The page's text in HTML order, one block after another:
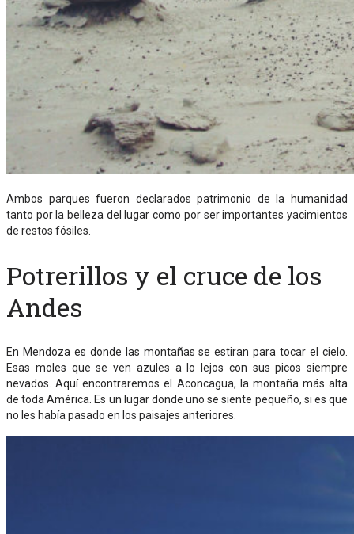
Ambos parques fueron declarados patrimonio de la humanidad
tanto por la belleza del lugar como por ser importantes yacimientos
de restos fósiles.
Potrerillos y el cruce de los
Andes
En Mendoza es donde las montañas se estiran para tocar el cielo.
Esas moles que se ven azules a lo lejos con sus picos siempre
nevados. Aquí encontraremos el Aconcagua, la montaña más alta
de toda América. Es un lugar donde uno se siente pequeño, si es que
no les había pasado en los paisajes anteriores.